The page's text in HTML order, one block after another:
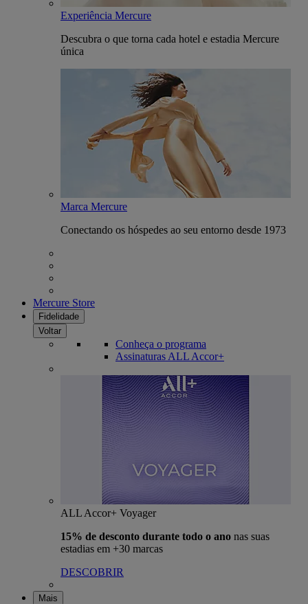
Experiência Mercure
Descubra o que torna cada hotel e estadia Mercure
única
Marca Mercure
Conectando os hóspedes ao seu entorno desde 1973
Mercure Store
Fidelidade
Voltar
Conheça o programa
Assinaturas ALL Accor+
ALL Accor+ Voyager
15% de desconto durante todo o ano nas suas
estadias em +30 marcas
DESCOBRIR
Mais